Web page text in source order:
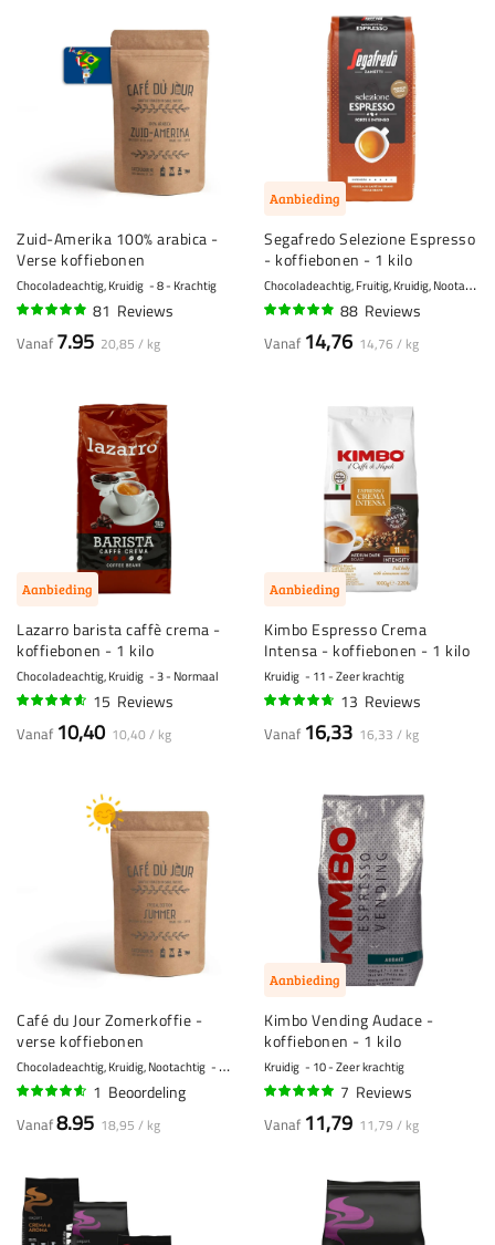
Zuid-Amerika 100% arabica -
Verse koffiebonen
Chocoladeachtig, Kruidig 8 - Krachtig
81 Reviews
Vanaf 7.95 20,85 / kg
Aanbieding
Segafredo Selezione Espresso
- koffiebonen - 1 kilo
C
hocoladeachtig, Fruitig, Kruidig, Nootachtig, Vanille
88 Reviews
Vanaf 14,76 14,76 / kg
Aanbieding
Lazarro barista caffè crema -
koffiebonen - 1 kilo
Chocoladeachtig, Kruidig 3 - Normaal
15 Reviews
Vanaf 10,40 10,40 / kg
Aanbieding
Kimbo Espresso Crema
Intensa - koffiebonen - 1 kilo
Kruidig 11 - Zeer krachtig
13 Reviews
Vanaf 16,33 16,33 / kg
Café du Jour Zomerkoffie -
verse koffiebonen
Chocoladeachtig, Kruidig, Nootachtig 6 - Normaal
1 Beoordeling
Vanaf8.95 18,95 / kg
Aanbieding
Kimbo Vending Audace -
koffiebonen - 1 kilo
Kruidig 10 - Zeer krachtig
7 Reviews
Vanaf 11,79 11,79 / kg